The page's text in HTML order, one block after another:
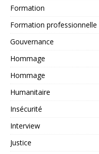
Formation
Formation professionnelle
Gouvernance
Hommage
Hommage
Humanitaire
Insécurité
Interview
Justice